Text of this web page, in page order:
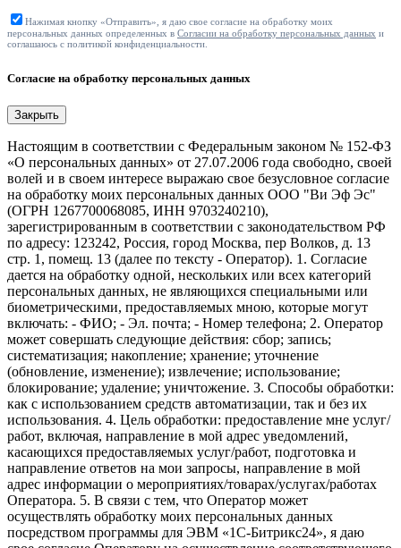
Нажимая кнопку «Отправить», я даю свое согласие на обработку моих
персональных данных определенных в Согласии на обработку персональных данных и
соглашаюсь с политикой конфиденциальности.
Согласие на обработку персональных данных
Закрыть
Настоящим в соответствии с Федеральным законом № 152-ФЗ
«О персональных данных» от 27.07.2006 года свободно, своей
волей и в своем интересе выражаю свое безусловное согласие
на обработку моих персональных данных ООО "Ви Эф Эс"
(ОГРН 1267700068085, ИНН 9703240210),
зарегистрированным в соответствии с законодательством РФ
по адресу: 123242, Россия, город Москва, пер Волков, д. 13
стр. 1, помещ. 13 (далее по тексту - Оператор). 1. Согласие
дается на обработку одной, нескольких или всех категорий
персональных данных, не являющихся специальными или
биометрическими, предоставляемых мною, которые могут
включать: - ФИО; - Эл. почта; - Номер телефона; 2. Оператор
может совершать следующие действия: сбор; запись;
систематизация; накопление; хранение; уточнение
(обновление, изменение); извлечение; использование;
блокирование; удаление; уничтожение. 3. Способы обработки:
как с использованием средств автоматизации, так и без их
использования. 4. Цель обработки: предоставление мне услуг/
работ, включая, направление в мой адрес уведомлений,
касающихся предоставляемых услуг/работ, подготовка и
направление ответов на мои запросы, направление в мой
адрес информации о мероприятиях/товарах/услугах/работах
Оператора. 5. В связи с тем, что Оператор может
осуществлять обработку моих персональных данных
посредством программы для ЭВМ «1С-Битрикс24», я даю